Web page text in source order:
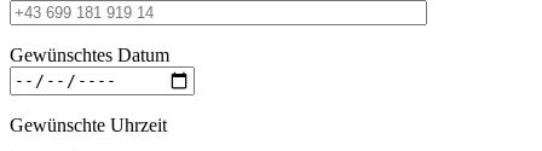
Gewünschtes Datum
Gewünschte Uhrzeit